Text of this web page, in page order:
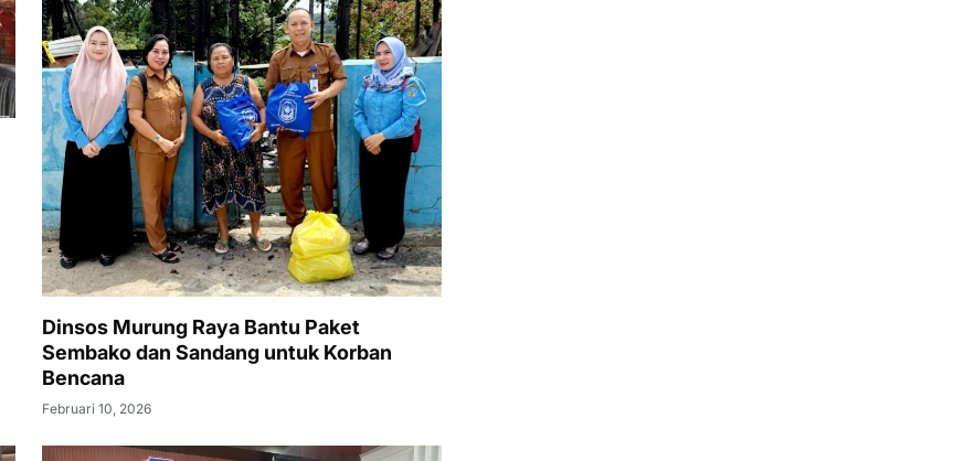
Dinsos Murung Raya Bantu Paket
Sembako dan Sandang untuk Korban
Bencana
Februari 10, 2026